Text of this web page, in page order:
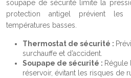
soupape de sécurité limite la
protection antigel prévient
températures basses.
Thermostat de sécurité :
surchauffe et d’accident.
Soupape de sécurité : Régule
réservoir, évitant les risques de